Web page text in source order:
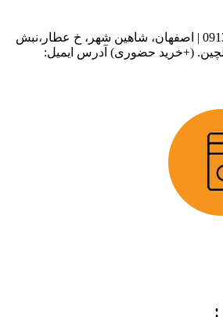
| اصفهان، شاهین شهر، خ عطار،نبش
آدرس ایمیل: